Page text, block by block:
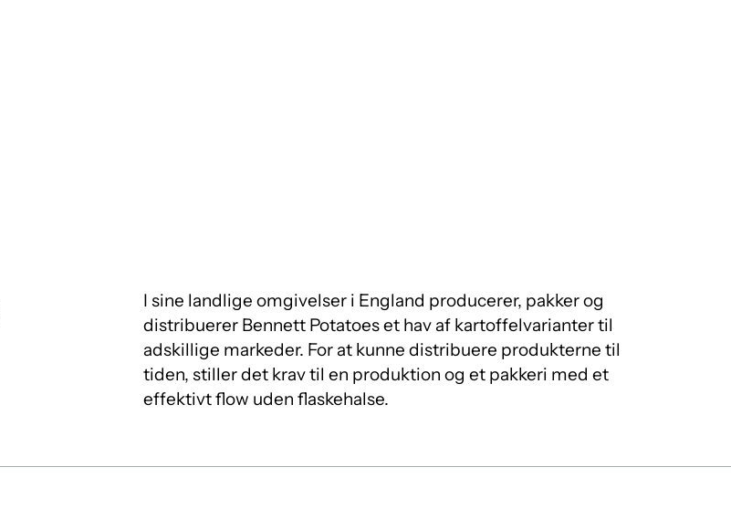
I sine landlige omgivelser i England producerer, pakker og
distribuerer Bennett Potatoes et hav af kartoffelvarianter til
adskillige markeder. For at kunne distribuere produkterne til
tiden, stiller det krav til en produktion og et pakkeri med et
effektivt flow uden flaskehalse.